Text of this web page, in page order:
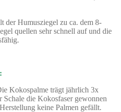
der Humusziegel zu ca. dem 8-
quellen sehr schnell auf und die
Kokospalme trägt jährlich 3x
Schale die Kokosfaser gewonnen
keine Palmen gefällt.